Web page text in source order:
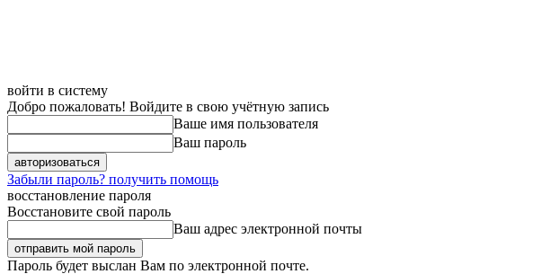
войти в систему
Добро пожаловать! Войдите в свою учётную запись
Ваше имя пользователя
Ваш пароль
Забыли пароль? получить помощь
восстановление пароля
Восстановите свой пароль
Ваш адрес электронной почты
Пароль будет выслан Вам по электронной почте.